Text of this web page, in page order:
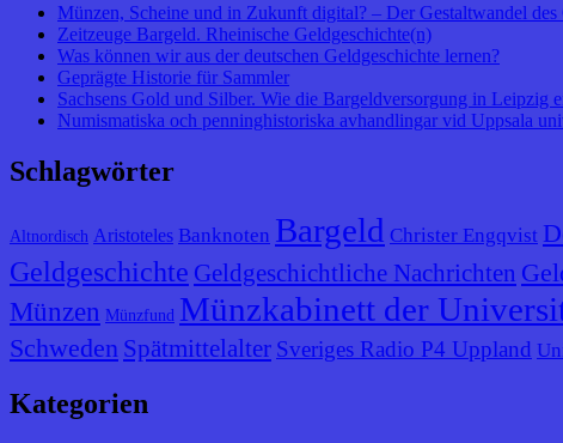
Münzen, Scheine und in Zukunft digital? – Der Gestaltwandel des
Zeitzeuge Bargeld. Rheinische Geldgeschichte(n)
Was können wir aus der deutschen Geldgeschichte lernen?
Geprägte Historie für Sammler
Sachsens Gold und Silber. Wie die Bargeldversorgung in Leipzig
Numismatiska och penninghistoriska avhandlingar vid Uppsala
Schlagwörter
Altnordisch Aristoteles Banknoten Bargeld Christer Engqvist
Geldgeschichte Geldgeschichtliche Nachrichten
Münzen Münzfund Münzkabinett der
Schweden Spätmittelalter Sveriges Radio P4 Uppland
Kategorien